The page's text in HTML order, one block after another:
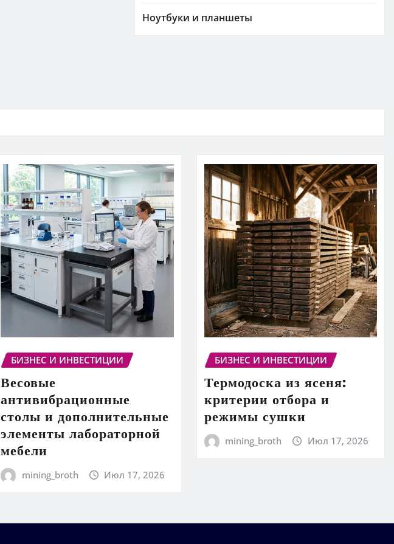
Ноутбуки и планшеты
БИЗНЕС И ИНВЕСТИЦИИ
Весовые
антивибрационные
столы и дополнительные
элементы лабораторной
мебели
mining_broth Июл 17, 2026
БИЗНЕС И ИНВЕСТИЦИИ
Термодоска из ясеня:
критерии отбора и
режимы сушки
mining_broth Июл 17, 2026